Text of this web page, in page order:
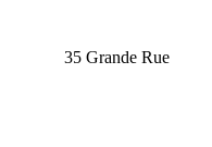
35 Grande Rue